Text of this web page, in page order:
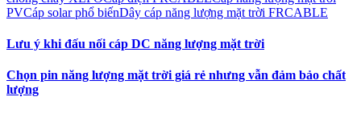
PVCáp solar phổ biếnDây cáp năng lượng mặt trời FRCABLE
Lưu ý khi đấu nối cáp DC năng lượng mặt trời
Chọn pin năng lượng mặt trời giá rẻ nhưng vẫn đảm bảo chất
lượng